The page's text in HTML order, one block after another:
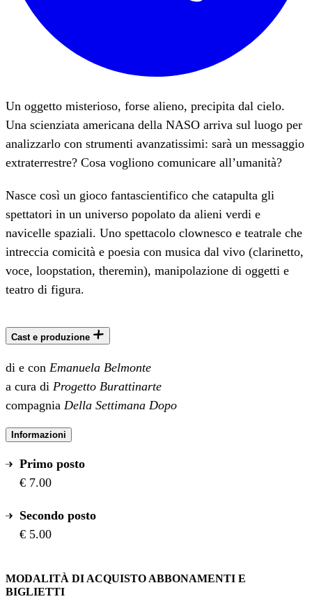
Un oggetto misterioso, forse alieno, precipita dal cielo.
Una scienziata americana della NASO arriva sul luogo per
analizzarlo con strumenti avanzatissimi: sarà un messaggio
extraterrestre? Cosa vogliono comunicare all’umanità?
Nasce così un gioco fantascientifico che catapulta gli
spettatori in un universo popolato da alieni verdi e
navicelle spaziali. Uno spettacolo clownesco e teatrale che
intreccia comicità e poesia con musica dal vivo (clarinetto,
voce, loopstation, theremin), manipolazione di oggetti e
teatro di figura.
Cast e produzione
di e con Emanuela Belmonte
a cura di Progetto Burattinarte
compagnia Della Settimana Dopo
Informazioni
Primo posto
€ 7.00
Secondo posto
€ 5.00
MODALITÀ DI ACQUISTO ABBONAMENTI E
BIGLIETTI